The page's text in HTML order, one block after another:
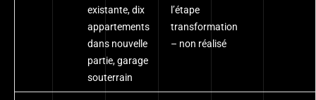
existante, dix
appartements
dans nouvelle
partie, garage
souterrain
l’étape
transformation
– non réalisé